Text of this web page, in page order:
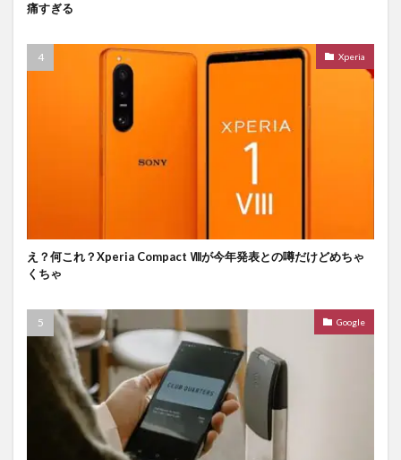
痛すぎる
Xperia
え？何これ？Xperia Compact Ⅷが今年発表との噂だけどめちゃ
くちゃ
Google